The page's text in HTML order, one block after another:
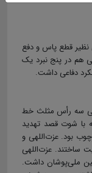
دفاعی نظیر قطع پاس و دفع
هم در پنج نبرد یک
دفاعی داشت.
سه رأس مثلث خط
با شوت قصد تهدید
بود. عزت‌اللهی و
ساختند. عزت‌اللهی
ملی‌پوشان داشت.